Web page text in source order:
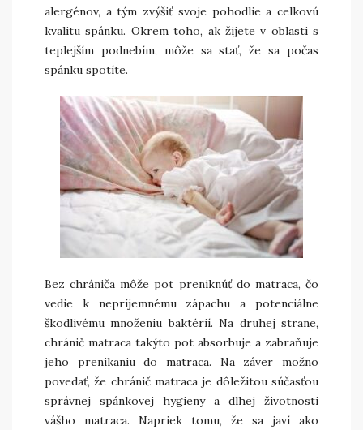
alergénov, a tým zvýšiť svoje pohodlie a celkovú
kvalitu spánku. Okrem toho, ak žijete v oblasti s
teplejším podnebím, môže sa stať, že sa počas
spánku spotíte.
Bez chrániča môže pot preniknúť do matraca, čo
vedie k nepríjemnému zápachu a potenciálne
škodlivému množeniu baktérií. Na druhej strane,
chránič matraca takýto pot absorbuje a zabraňuje
jeho prenikaniu do matraca. Na záver možno
povedať, že chránič matraca je dôležitou súčasťou
správnej spánkovej hygieny a dlhej životnosti
vášho matraca. Napriek tomu, že sa javí ako